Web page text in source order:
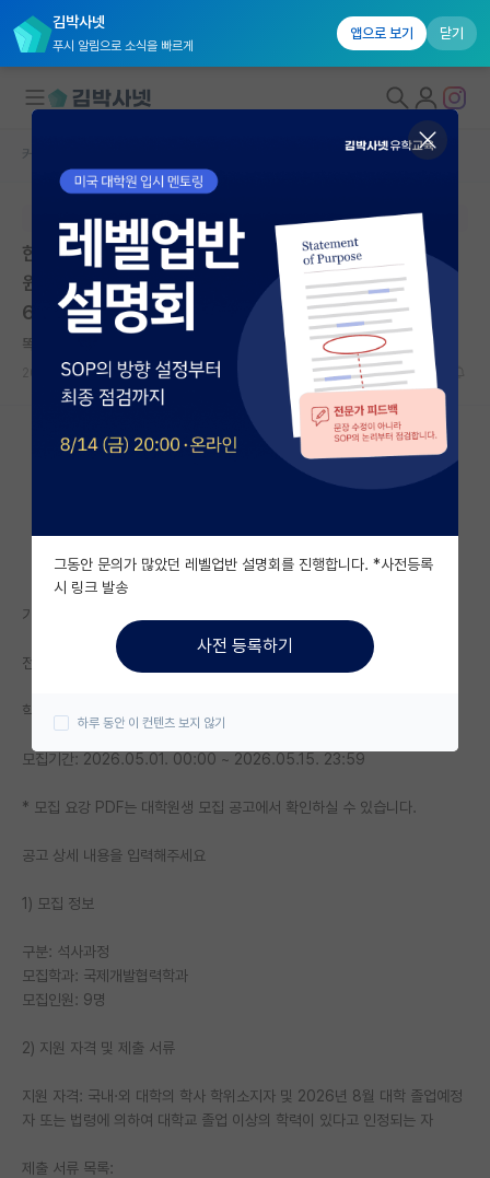
김박사넷
푸시 알림으로 소식을 빠르게
앱으로 보기 닫기
대학원생 모집
국내대학원 정보
연구실&오픈랩
커뮤니티
커뮤니티 홈
전체글보기
베스트 게시판
자유 게시판(아무개랩)
미국 유학 게시판
미국 대학원 합격 후기 게시판
대학원생 모집 게시판
연구실(PI) 홍보 게시판
석박사 채용 정보 게시판
임용 후기 게시판
인문사회 계열 게시판
특수/전문대학원 게시판
커뮤니티 홈
본문이 수정되지 않는 박제글입니다.
한동대학교 국제개발협력대학원 국제개발협력학과 대학
원생 모집 | 한동대학교 국제개발협력대학원 | 마감: 202
6.05.15. 23:59
똑똑한 빌헬름 뢴트겐
2026.04.30 0 437
기관명: 한동대학교 국제개발협력대학원
전공: 기타 - 기타
학위: 석사
모집기간: 2026.05.01. 00:00 ~ 2026.05.15. 23:59
* 모집 요강 PDF는 대학원생 모집 공고에서 확인하실 수 있습니다.
공고 상세 내용을 입력해주세요
1) 모집 정보
구분: 석사과정
모집학과: 국제개발협력학과
모집인원: 9명
2) 지원 자격 및 제출 서류
지원 자격: 국내·외 대학의 학사 학위소지자 및 2026년 8월 대학 졸업예정
자 또는 법령에 의하여 대학교 졸업 이상의 학력이 있다고 인정되는 자
제출 서류 목록:
그동안 문의가 많았던 레벨업반 설명회를 진행합니다. *사전등록
시 링크 발송
사전 등록하기
하루 동안 이 컨텐츠 보지 않기